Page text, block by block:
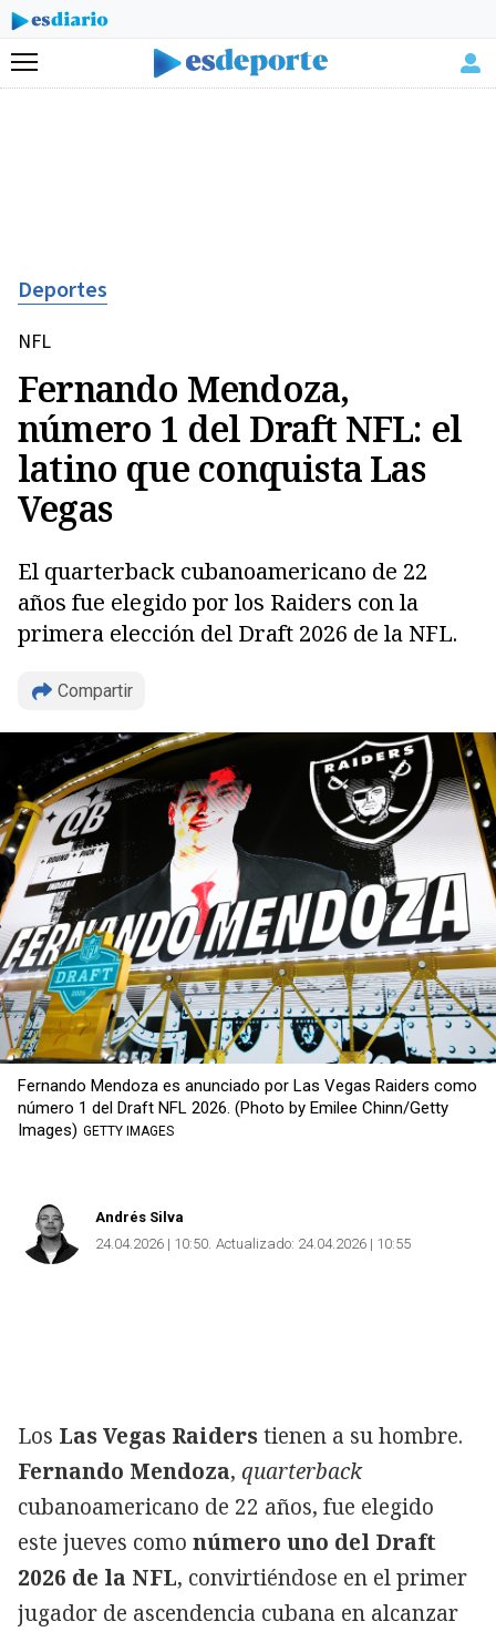
Menú
Deportes
NFL
Fernando Mendoza,
número 1 del Draft NFL: el
latino que conquista Las
Vegas
El quarterback cubanoamericano de 22
años fue elegido por los Raiders con la
primera elección del Draft 2026 de la NFL.
Compartir
Copiar
Fernando Mendoza es anunciado por Las Vegas Raiders como
número 1 del Draft NFL 2026. (Photo by Emilee Chinn/Getty
Images) GETTY IMAGES
Andrés Silva
24.04.2026 | 10:50 Actualizado: 24.04.2026 | 10:55
Los Las Vegas Raiderstienen a su hombre.
Fernando Mendoza, quarterback
cubanoamericano de 22 años, fue elegido
este jueves como número uno del Draft
2026 de la NFL, convirtiéndose en el primer
jugador de ascendencia cubana en alcanzar